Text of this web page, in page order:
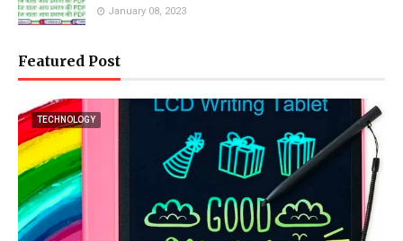
January 08, 2023
Featured Post
TECHNOLOGY